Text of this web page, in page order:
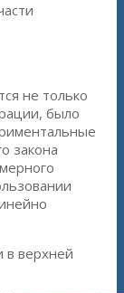
не только
было
закона
верхней